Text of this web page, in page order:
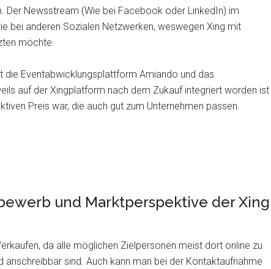
Der Newsstream (Wie bei Facebook oder LinkedIn) im
bei anderen Sozialen Netzwerken, weswegen Xing mit
möchte.
die Eventabwicklungsplattform Amiando und das
auf der Xingplatform nach dem Zukauf integriert worden ist
Preis war, die auch gut zum Unternehmen passen.
und Marktperspektive der Xing
da alle möglichen Zielpersonen meist dort online zu
sind. Auch kann man bei der Kontaktaufnahme